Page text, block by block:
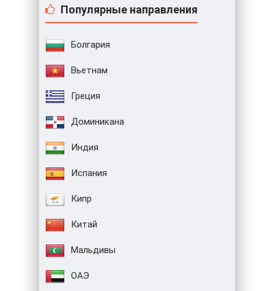
Популярные направления
Болгария
Вьетнам
Греция
Доминикана
Индия
Испания
Кипр
Китай
Мальдивы
ОАЭ